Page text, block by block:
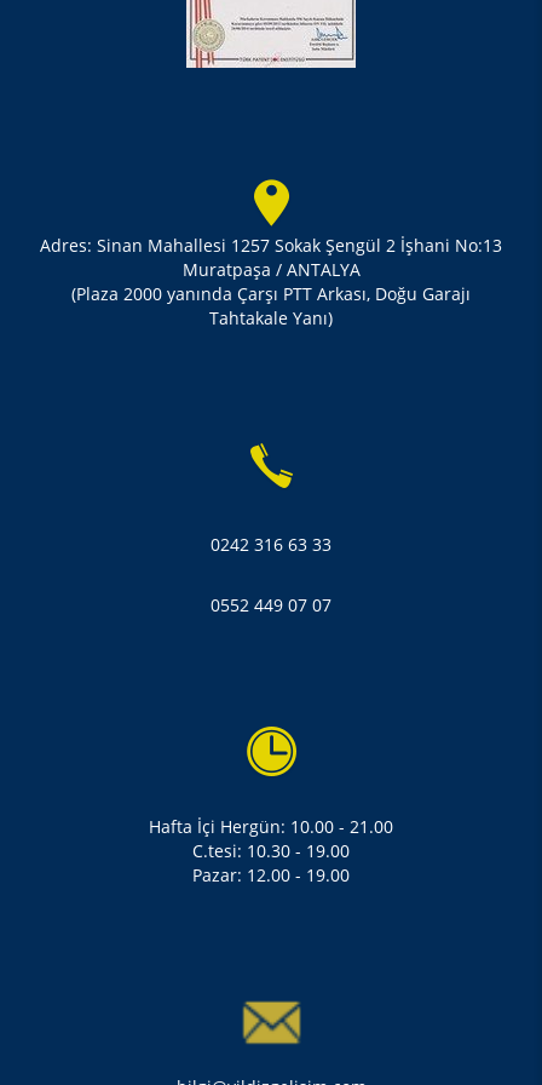
Adres: Sinan Mahallesi 1257 Sokak Şengül 2 İşhani No:13
Muratpaşa / ANTALYA
(Plaza 2000 yanında Çarşı PTT Arkası, Doğu Garajı
Tahtakale Yanı)
0242 316 63 33
0552 449 07 07
Hafta İçi Hergün: 10.00 - 21.00
C.tesi: 10.30 - 19.00
Pazar: 12.00 - 19.00